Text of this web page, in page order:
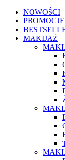
NOWOŚCI
PROMOCJE
MAKIJAŻ